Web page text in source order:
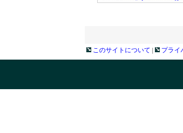
このサイトについて | プライ